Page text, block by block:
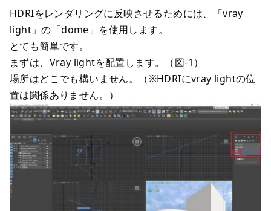
HDRIをレンダリングに反映させるためには、「vray
light」の「dome」を使用します。
とても簡単です。
まずは、Vray lightを配置します。（図-1）
場所はどこでも構いません。（※HDRIにvray lightの位
置は関係ありません。）